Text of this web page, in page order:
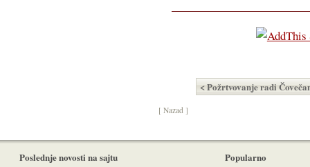
< Požrtvovanje radi
[ Nazad ]
Poslednje novosti na sajtu Popularno